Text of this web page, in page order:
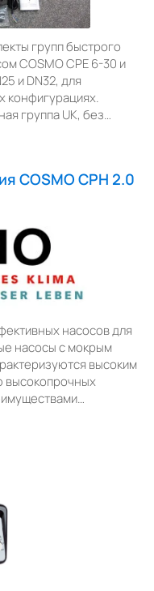
групп быстрого
COSMO CPE 6-30 и
и DN32, для
конфигурациях.
группа UK, без…
COSMO CPH 2.0
насосов для
насосы с мокрым
высоким
высокопрочных